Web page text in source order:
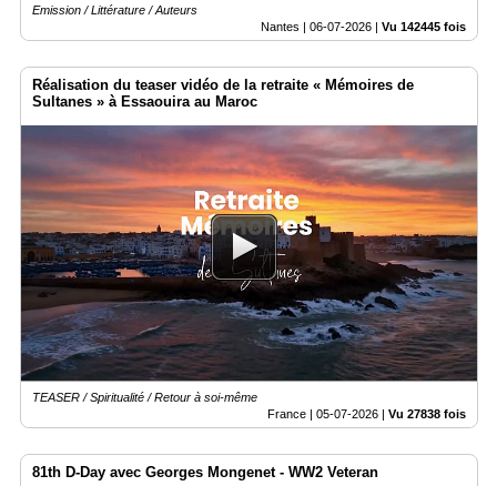
Emission / Littérature / Auteurs
Nantes | 06-07-2026 | Vu 142445 fois
Réalisation du teaser vidéo de la retraite « Mémoires de
Sultanes » à Essaouira au Maroc
TEASER / Spiritualité / Retour à soi-même
France | 05-07-2026 | Vu 27838 fois
81th D-Day avec Georges Mongenet - WW2 Veteran